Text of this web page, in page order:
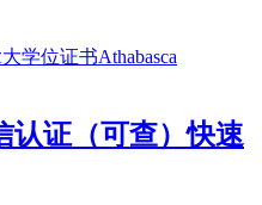
认证（可查）快速